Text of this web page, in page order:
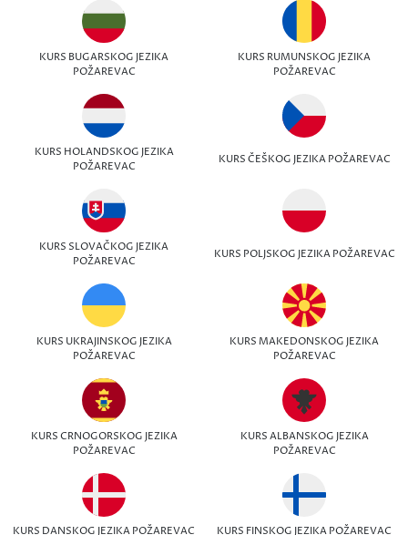
KURS BUGARSKOG JEZIKA
POŽAREVAC
KURS RUMUNSKOG JEZIKA
POŽAREVAC
KURS HOLANDSKOG JEZIKA
POŽAREVAC
KURS ČEŠKOG JEZIKA POŽAREVAC
KURS SLOVAČKOG JEZIKA
POŽAREVAC
KURS POLJSKOG JEZIKA POŽAREVAC
KURS UKRAJINSKOG JEZIKA
POŽAREVAC
KURS MAKEDONSKOG JEZIKA
POŽAREVAC
KURS CRNOGORSKOG JEZIKA
POŽAREVAC
KURS ALBANSKOG JEZIKA
POŽAREVAC
KURS DANSKOG JEZIKA POŽAREVAC KURS FINSKOG JEZIKA POŽAREVAC